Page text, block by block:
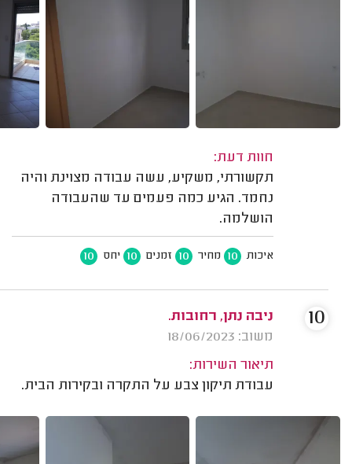
חוות דעת:
תקשורתי, משקיע, עשה עבודה מצוינת והיה
נחמד. הגיע כמה פעמים עד שהעבודה
הושלמה.
איכות 10 מחיר 10 זמנים 10 יחס 10
ניבה נתן, רחובות.
משוב: 18/06/2023
תיאור השירות:
עבודת תיקון צבע על התקרה ובקירות הבית.
10